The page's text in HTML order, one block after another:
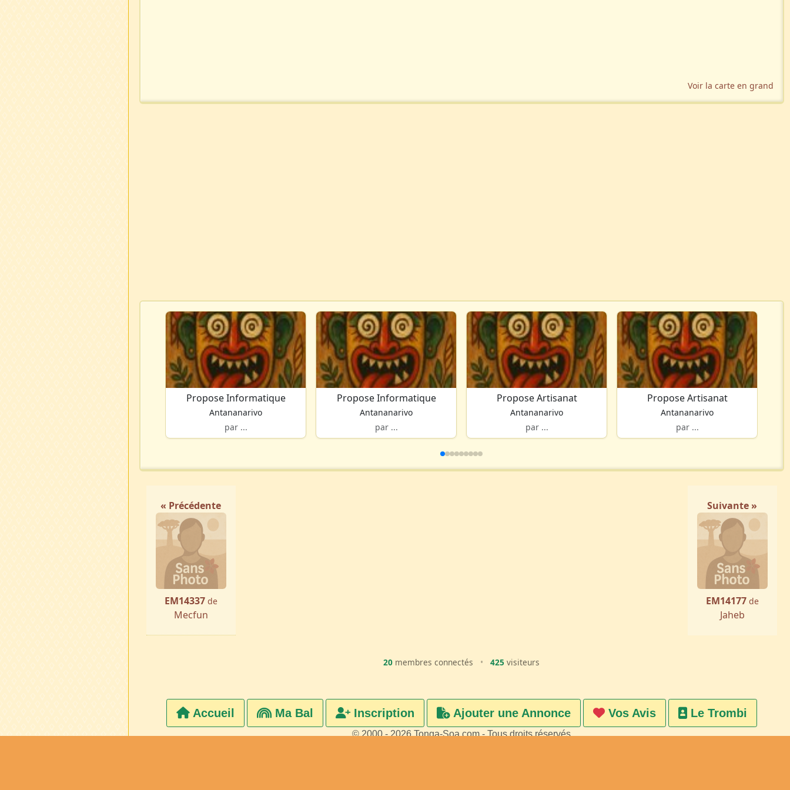
Voir la carte en grand
Propose Informatique
Antananarivo
par ...
Propose Informatique
Antananarivo
par ...
Propose Artisanat
Antananarivo
par ...
Propose Artisanat
Antananarivo
par ...
« Précédente
EM14337 de
Mecfun
Suivante »
EM14177 de
Jaheb
20 membres connectés • 425 visiteurs
Accueil Ma Bal Inscription Ajouter une Annonce Vos Avis Le Trombi
© 2000 - 2026 Tonga-Soa.com - Tous droits réservés